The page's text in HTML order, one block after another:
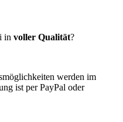
in voller Qualität?
werden im
ist per PayPal oder